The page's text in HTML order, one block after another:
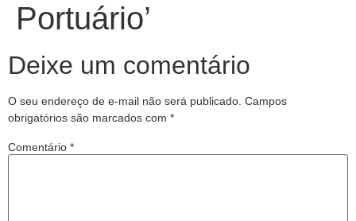
Portuário’
Deixe um comentário
O seu endereço de e-mail não será publicado. Campos
obrigatórios são marcados com *
Comentário *